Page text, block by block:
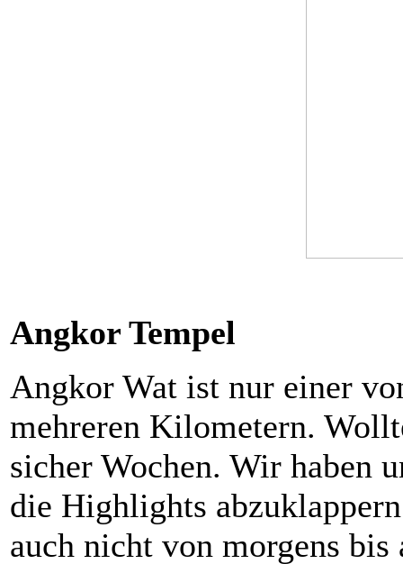
Angkor Tempel
Angkor Wat ist nur einer
mehreren Kilometern.
sicher Wochen. Wir haben
die Highlights
auch nicht von morgens